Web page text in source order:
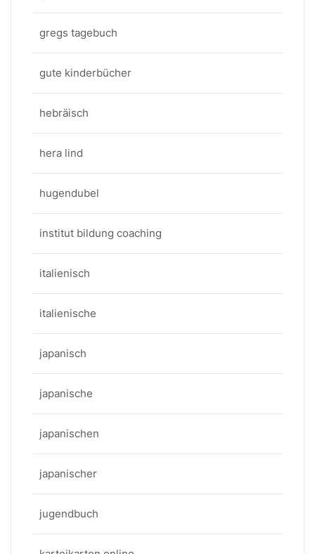
gregs tagebuch
gute kinderbücher
hebräisch
hera lind
hugendubel
institut bildung coaching
italienisch
italienische
japanisch
japanische
japanischen
japanischer
jugendbuch